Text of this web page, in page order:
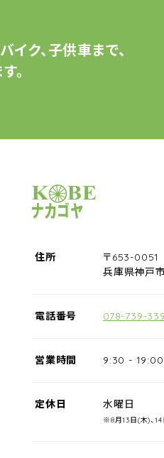
イク、子供車まで、
。
サイクルショップナカゴヤ
住所
〒653-0051
兵庫県神戸
電話番号 078-739-
営業時間 9:30 - 19:00
定休日 水曜日
※8月13日(木)、14